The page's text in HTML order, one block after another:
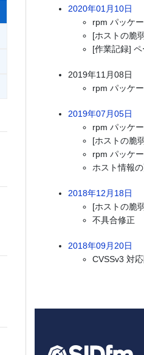
2020年01月10日
rpm パッケ
[ホストの脆
[作業記録]
2019年11月08日
rpm パッケ
2019年07月05日
rpm パッケ
[ホストの脆
rpm パッケ
ホスト情報
2018年12月18日
[ホストの脆
不具合修正
2018年09月20日
CVSSv3 対